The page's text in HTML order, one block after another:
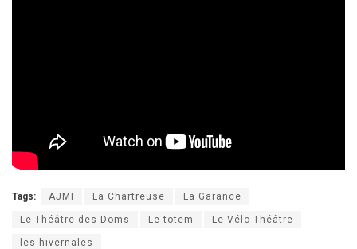
Tags: AJMI La Chartreuse La Garance
Le Théâtre des Doms Le totem Le Vélo-Théâtre
les hivernales